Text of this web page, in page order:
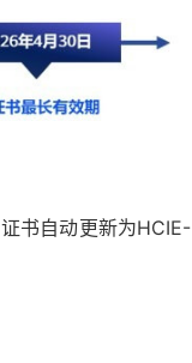
书自动更新为HCIE-